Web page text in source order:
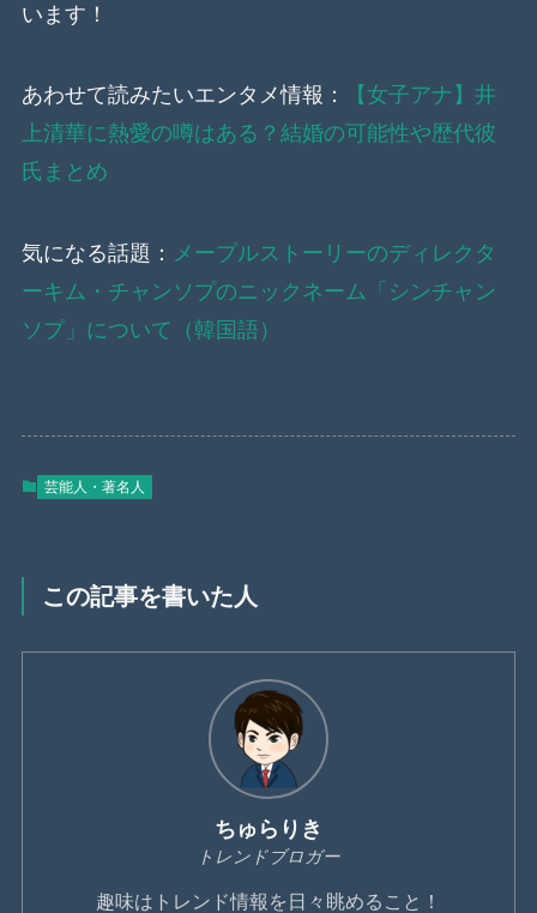
います！
あわせて読みたいエンタメ情報：
【女子アナ】井
上清華に熱愛の噂はある？結婚の可能性や歴代彼
氏まとめ
気になる話題： メープルストーリーのディレクタ
ーキム・チャンソプのニックネーム「シンチャン
ソプ」について（韓国語）
芸能人・著名人
この記事を書いた人
ちゅらりき
トレンドブロガー
趣味はトレンド情報を日々眺めること！